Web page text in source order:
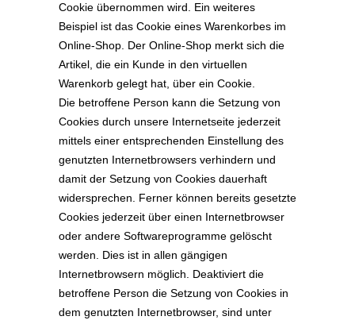
Cookie übernommen wird. Ein weiteres
Beispiel ist das Cookie eines Warenkorbes im
Online-Shop. Der Online-Shop merkt sich die
Artikel, die ein Kunde in den virtuellen
Warenkorb gelegt hat, über ein Cookie.
Die betroffene Person kann die Setzung von
Cookies durch unsere Internetseite jederzeit
mittels einer entsprechenden Einstellung des
genutzten Internetbrowsers verhindern und
damit der Setzung von Cookies dauerhaft
widersprechen. Ferner können bereits gesetzte
Cookies jederzeit über einen Internetbrowser
oder andere Softwareprogramme gelöscht
werden. Dies ist in allen gängigen
Internetbrowsern möglich. Deaktiviert die
betroffene Person die Setzung von Cookies in
dem genutzten Internetbrowser, sind unter